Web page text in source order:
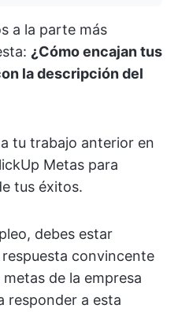
a la parte más
¿Cómo encajan tus
la descripción del
tu trabajo anterior en
Metas para
tus éxitos.
debes estar
convincente
de la empresa
responder a esta